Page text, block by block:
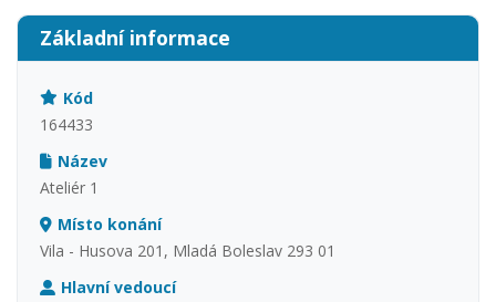
Základní informace
Kód
164433
Název
Ateliér 1
Místo konání
Vila - Husova 201, Mladá Boleslav 293 01
Hlavní vedoucí